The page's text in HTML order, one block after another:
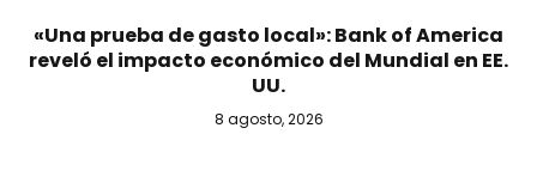
«Una prueba de gasto local»: Bank of America
reveló el impacto económico del Mundial en EE.
UU.
8 agosto, 2026